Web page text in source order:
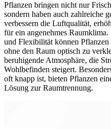
Pflanzen bringen nicht nur
sondern haben auch zahlreiche
verbessern die Luftqualität,
für ein angenehmes
und Flexibilität können
ohne den Raum optisch zu
beruhigende Atmosphäre, die
Wohlbefinden steigert.
oft knapp ist, bieten Pflanzen
Lösung zur Raumtrennung.